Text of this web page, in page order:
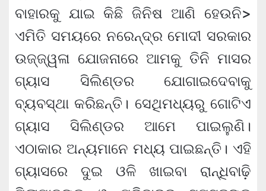
ବାହାରକୁ ଯାଇ କିଛି ଜିନିଷ ଆଣି ହେଉନି>
ଏମିତି ସମୟରେ ନରେନ୍ଦ୍ର ମୋଦୀ ସରକାର
ଉଜ୍ଜ୍ୱଳା ଯୋଜନାରେ ଆମକୁ ତିନି ମାସର
ଗ୍ୟାସ ସିଲିଣ୍ଡର ଯୋଗାଇଦେବାକୁ
ବ୍ୟବସ୍ଥା କରିଛନ୍ତି। ସେଥିମଧ୍ୟରୁ ଗୋଟିଏ
ଗ୍ୟାସ ସିଲିଣ୍ଡର ଆମେ ପାଇଲୁଣି।
ଏଠାକାର ଅନ୍ୟମାନେ ମଧ୍ୟ ପାଇଛନ୍ତି। ଏହି
ଗ୍ୟାସରେ ଦୁଇ ଓଳି ଖାଇବା ରାନ୍ଧିବାଢ଼ି